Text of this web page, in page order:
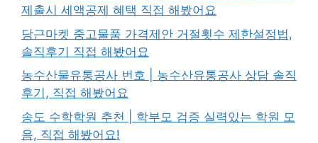
제출시 세액공제 혜택 직접 해봤어요
당근마켓 중고물품 가격제안 거절횟수 제한설정법,
솔직후기 직접 해봤어요
농수산물유통공사 번호 | 농수산유통공사 상담 솔직
후기, 직접 해봤어요
송도 수학학원 추천 | 학부모 검증 실력있는 학원 모
음, 직접 해봤어요!